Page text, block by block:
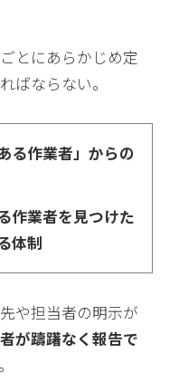
とにあらかじめ定
ばならない。
る作業者」からの
作業者を見つけた
体制
や担当者の明示が
が躊躇なく報告で